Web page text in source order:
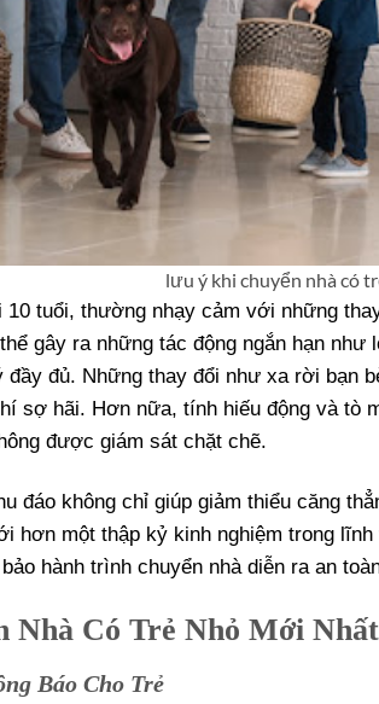
lưu ý khi chuyển nhà có
tuổi, thường nhạy cảm với những
gây ra những tác động ngắn hạn
đủ. Những thay đổi như xa rời bạn
sợ hãi. Hơn nữa, tính hiếu động và tò
được giám sát chặt chẽ.
đáo không chỉ giúp giảm thiểu căng
hơn một thập kỷ kinh nghiệm trong
hành trình chuyển nhà diễn ra an
Có Trẻ Nhỏ Mới Nhất
Báo Cho Trẻ